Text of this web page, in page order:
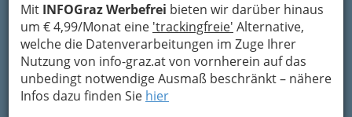
Mit INFOGraz Werbefrei bieten wir darüber hinaus
um € 4,99/Monat eine 'trackingfreie' Alternative,
welche die Datenverarbeitungen im Zuge Ihrer
Nutzung von info-graz.at von vornherein auf das
unbedingt notwendige Ausmaß beschränkt – nähere
Infos dazu finden Sie hier
durch die spätere Aufführungstradition oft als
„Chormusik“.Chöreerleben in verschiedensten
Musikgruppen, vonKinderchor, Männerchor,
Duo... bis zu Beatbox eine Renaissance.